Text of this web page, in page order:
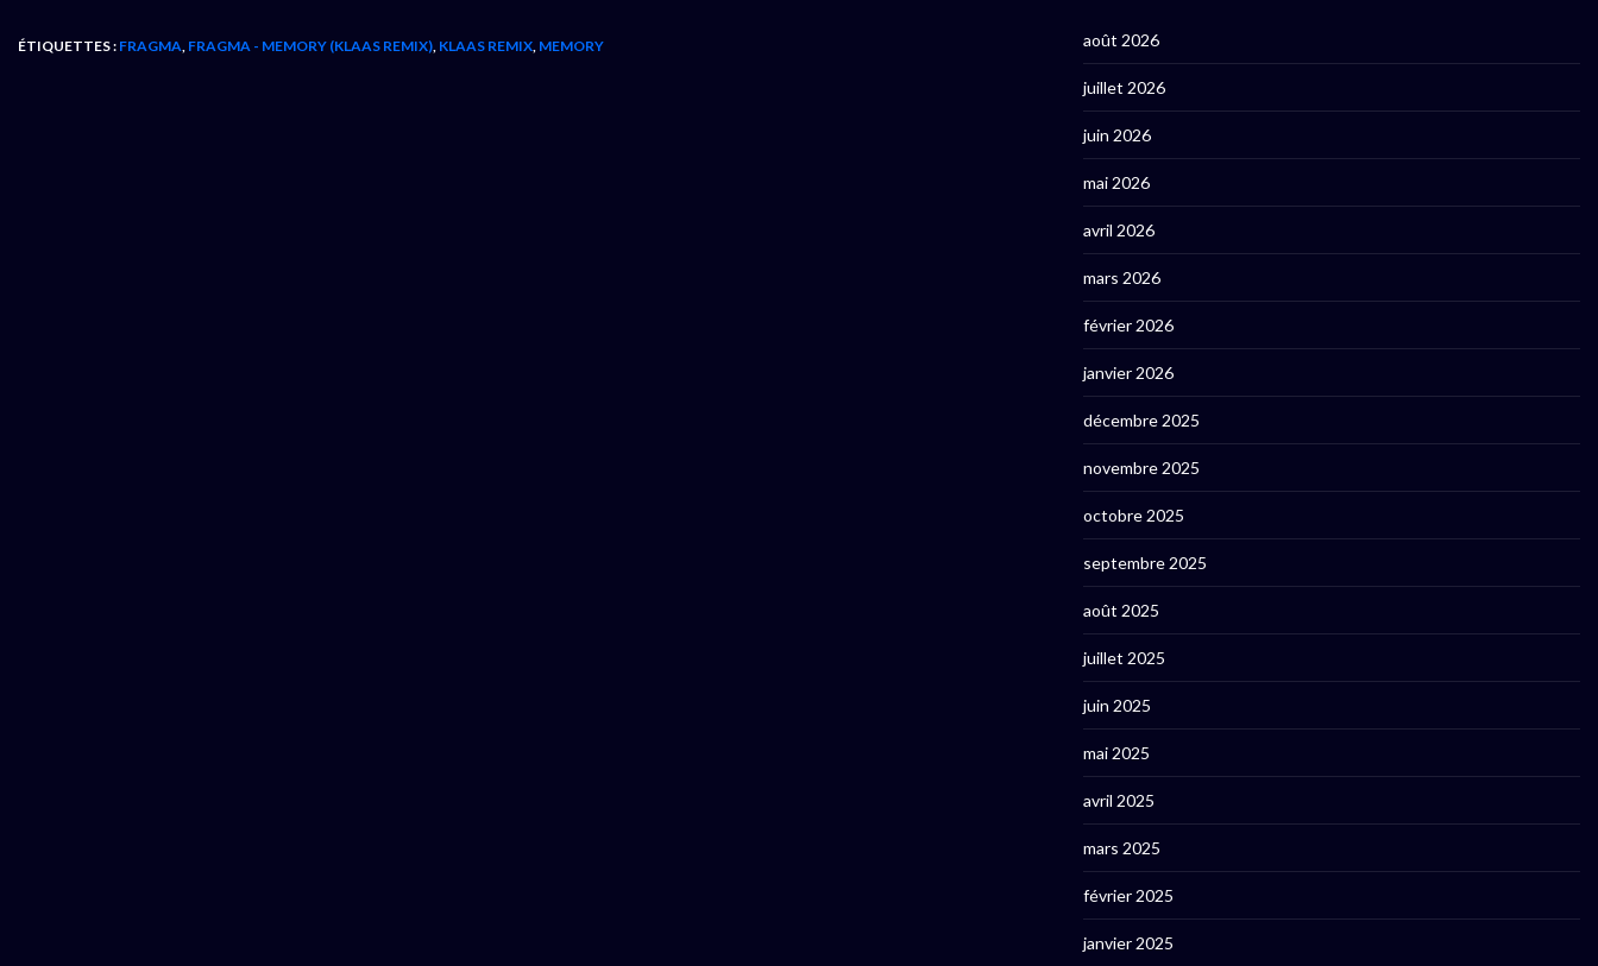
ÉTIQUETTES : FRAGMA, FRAGMA - MEMORY (KLAAS REMIX), KLAAS REMIX, MEMORY août 2026
juillet 2026
juin 2026
mai 2026
avril 2026
mars 2026
février 2026
janvier 2026
décembre 2025
novembre 2025
octobre 2025
septembre 2025
août 2025
juillet 2025
juin 2025
mai 2025
avril 2025
mars 2025
février 2025
janvier 2025